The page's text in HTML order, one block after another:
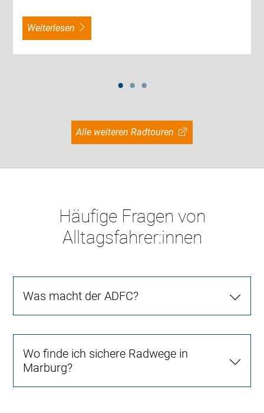
weiterlesen
Alle weiteren Radtouren
Häufige Fragen von
Alltagsfahrer:innen
Was macht der ADFC?
Wo finde ich sichere Radwege in
Marburg?